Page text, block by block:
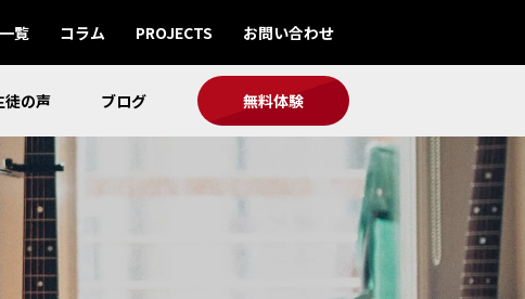
覧 コラム PROJECTS お問い合わせ
徒の声 ブログ 無料体験